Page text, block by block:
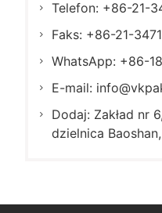
Telefon: +86-21-
Faks: +86-21-
WhatsApp: +86-
E-mail:
Dodaj: Zakład nr
dzielnica